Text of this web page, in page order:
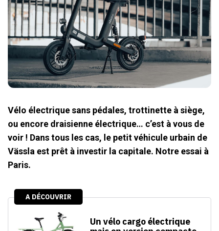
Vélo électrique sans pédales, trottinette à siège,
ou encore draisienne électrique… c’est à vous de
voir ! Dans tous les cas, le petit véhicule urbain de
Vässla est prêt à investir la capitale. Notre essai à
Paris.